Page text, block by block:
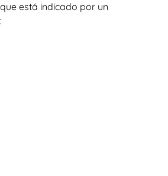
está indicado por un